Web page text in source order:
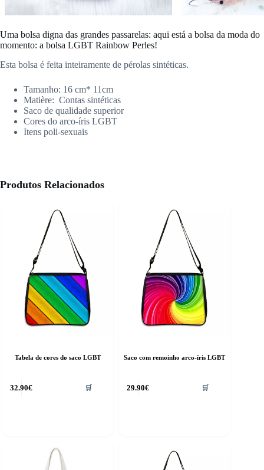
Uma bolsa digna das grandes passarelas: aqui está a bolsa da moda do
momento: a bolsa LGBT Rainbow Perles!
Esta bolsa é feita inteiramente de pérolas sintéticas.
Tamanho: 16 cm* 11cm
Matière: Contas sintéticas
Saco de qualidade superior
Cores do arco-íris LGBT
Itens poli-sexuais
Produtos Relacionados
Tabela de cores do saco LGBT
32.90€ 🛒
Saco com remoinho arco-íris LGBT
29.90€ 🛒